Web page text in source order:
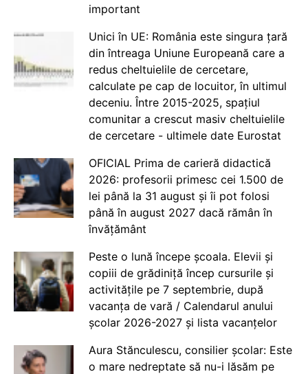
important
Unici în UE: România este singura țară
din întreaga Uniune Europeană care a
redus cheltuielile de cercetare,
calculate pe cap de locuitor, în ultimul
deceniu. Între 2015-2025, spațiul
comunitar a crescut masiv cheltuielile
de cercetare - ultimele date Eurostat
OFICIAL Prima de carieră didactică
2026: profesorii primesc cei 1.500 de
lei până la 31 august și îi pot folosi
până în august 2027 dacă rămân în
învățământ
Peste o lună începe școala. Elevii și
copiii de grădiniță încep cursurile și
activitățile pe 7 septembrie, după
vacanța de vară / Calendarul anului
școlar 2026-2027 și lista vacanțelor
Aura Stănculescu, consilier școlar: Este
o mare nedreptate să nu-i lăsăm pe